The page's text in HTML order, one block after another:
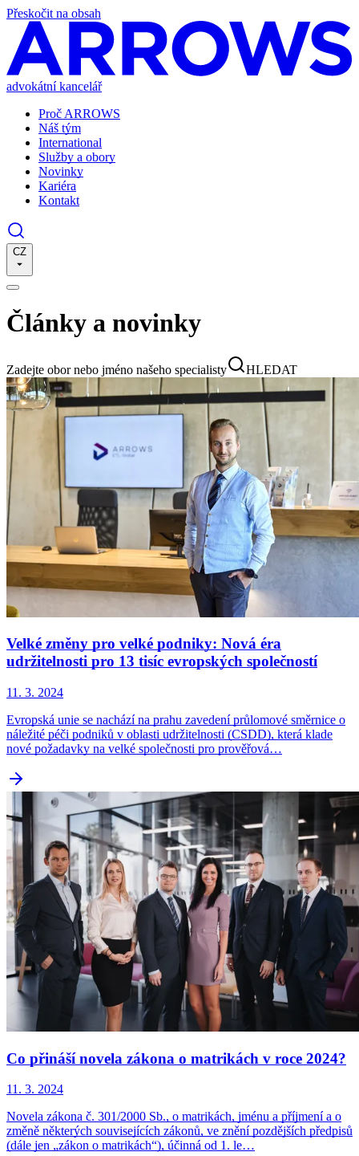
Přeskočit na obsah
advokátní kancelář
Proč ARROWS
Náš tým
International
Služby a obory
Novinky
Kariéra
Kontakt
CZ
Články a novinky
Zadejte obor nebo jméno našeho specialisty HLEDAT
Velké změny pro velké podniky: Nová éra
udržitelnosti pro 13 tisíc evropských společností
11. 3. 2024
Evropská unie se nachází na prahu zavedení průlomové směrnice o
náležité péči podniků v oblasti udržitelnosti (CSDD), která klade
nové požadavky na velké společnosti pro prověřová…
Co přináší novela zákona o matrikách v roce 2024?
11. 3. 2024
Novela zákona č. 301/2000 Sb., o matrikách, jménu a příjmení a o
změně některých souvisejících zákonů, ve znění pozdějších předpisů
(dále jen „zákon o matrikách“), účinná od 1. le…